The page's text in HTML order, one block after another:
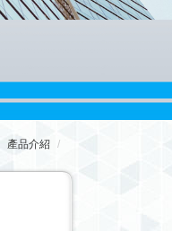
產品介紹